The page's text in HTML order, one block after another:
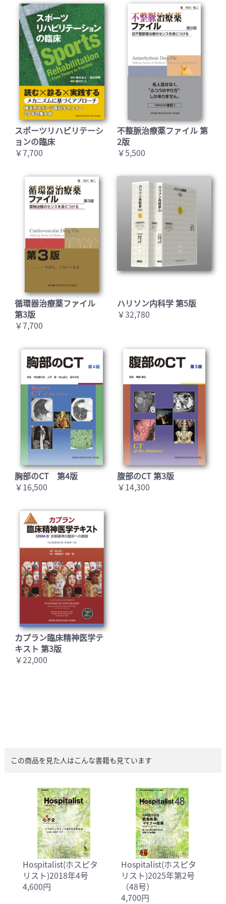
スポーツリハビリテーシ
ョンの臨床
￥7,700
不整脈治療薬ファイル 第
2版
￥5,500
循環器治療薬ファイル
第3版
￥7,700
ハリソン内科学 第5版
￥32,780
胸部のCT 第4版
￥16,500
腹部のCT 第3版
￥14,300
カプラン臨床精神医学テ
キスト 第3版
￥22,000
この商品を見た人はこんな書籍も見ています
Hospitalist(ホスピタ
リスト)2018年4号
4,600円
Hospitalist(ホスピタ
リスト)2025年第2号
（48号）
4,700円